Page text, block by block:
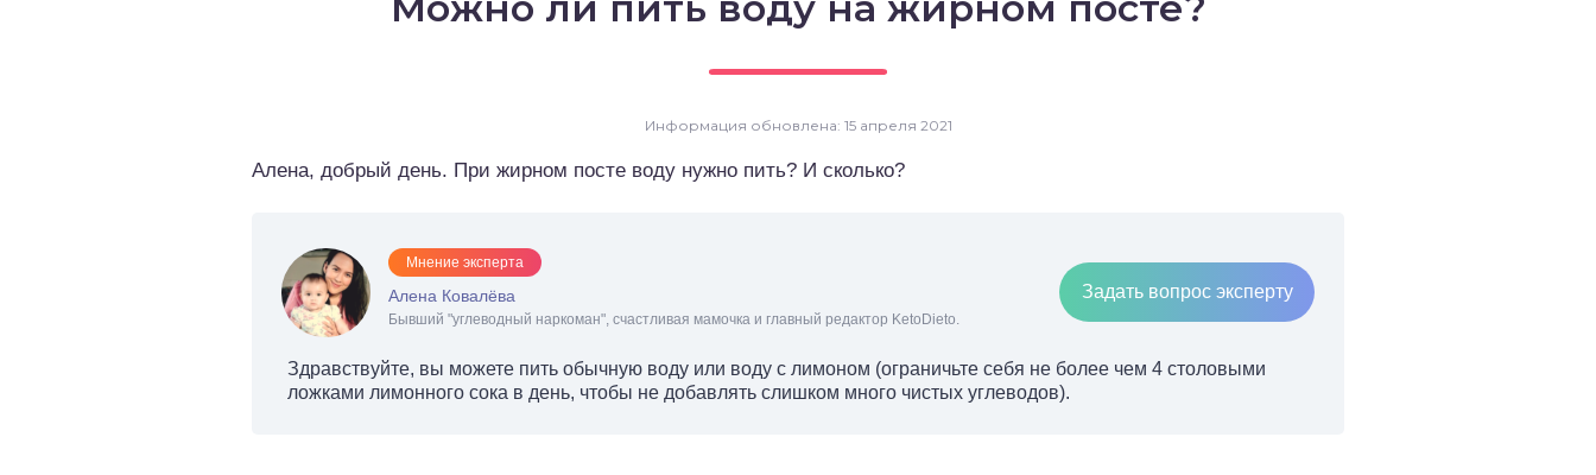
Информация обновлена: 15 апреля 2021
Алена, добрый день. При жирном посте воду нужно пить? И сколько?
Мнение эксперта
Алена Ковалёва
Бывший "углеводный наркоман", счастливая мамочка и главный редактор KetoDieto.
Задать вопрос эксперту
Здравствуйте, вы можете пить обычную воду или воду с лимоном (ограничьте себя не более чем 4 столовыми
ложками лимонного сока в день, чтобы не добавлять слишком много чистых углеводов).